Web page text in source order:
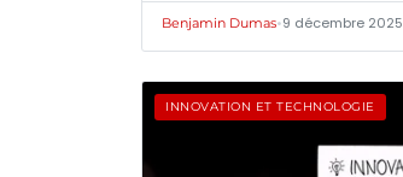
Benjamin Dumas•9 décembre 2025
INNOVATION ET TECHNOLOGIE